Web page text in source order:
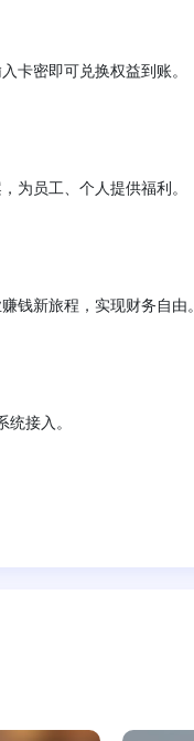
卡密即可兑换权益到账。
为员工、个人提供福利。
钱新旅程，实现财务自由。
接入。